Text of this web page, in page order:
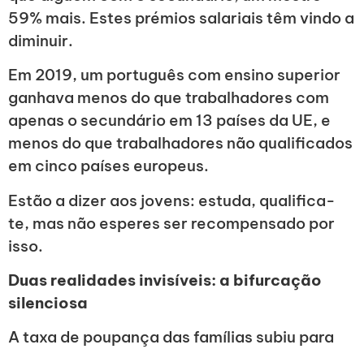
59% mais. Estes prémios salariais têm vindo a
diminuir.
Em 2019, um português com ensino superior
ganhava menos do que trabalhadores com
apenas o secundário em 13 países da UE, e
menos do que trabalhadores não qualificados
em cinco países europeus.
Estão a dizer aos jovens: estuda, qualifica-
te, mas não esperes ser recompensado por
isso.
Duas realidades invisíveis: a bifurcação
silenciosa
A taxa de poupança das famílias subiu para